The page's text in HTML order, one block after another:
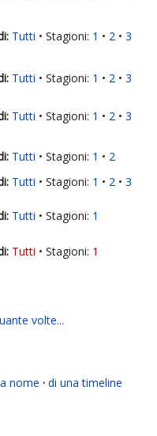
Tutti Stagioni: 1 2
3
Tutti Stagioni: 1 2
3
Tutti Stagioni: 1 2
3
Tutti Stagioni: 1
2
Tutti Stagioni: 1 2
3
Tutti Stagioni: 1
Tutti Stagioni: 1
volte...
nome · di una timeline